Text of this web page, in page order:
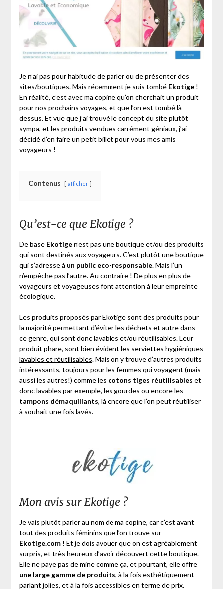
Je n’ai pas pour habitude de parler ou de présenter des
sites/boutiques. Mais récemment je suis tombé Ekotige!
En réalité, c’est avec ma copine qu’on cherchait un produit
pour nos prochains voyages, et que l’on est tombé là-
dessus. Et vue que j’ai trouvé le concept du site plutôt
sympa, et les produits vendues carrément géniaux, j’ai
décidé d’en faire un petit billet pour vous mes amis
voyageurs !
Contenus afficher
Qu’est-ce que Ekotige ?
De base Ekotigen’est pas une boutique et/ou des produits
qui sont destinés aux voyageurs. C’est plutôt une boutique
qui s’adresse à un public eco-responsable. Mais l’un
n’empêche pas l’autre. Au contraire ! De plus en plus de
voyageurs et voyageuses font attention à leur empreinte
écologique.
Les produits proposés par Ekotige sont des produits pour
la majorité permettant d’éviter les déchets et autre dans
ce genre, qui sont donc lavables et/ou réutilisables. Leur
produit phare, sont bien évident les serviettes hygiéniques
lavables et réutilisables. Mais on y trouve d’autres produits
intéressants, toujours pour les femmes qui voyagent (mais
aussi les autres!) comme les cotons tiges réutilisables et
donc lavables par exemple, les gourdes ou encore les
tampons démaquillants, là encore que l’on peut réutiliser
à souhait une fois lavés.
Mon avis sur Ekotige ?
Je vais plutôt parler au nom de ma copine, car c’est avant
tout des produits féminins que l’on trouve sur
Ekotige.com! Et je dois avouer que on est agréablement
surpris, et très heureux d’avoir découvert cette boutique.
Elle ne paye pas de mine comme ça, et pourtant, elle offre
une large gamme de produits, à la fois esthétiquement
parlant jolies, et à la fois accessibles en terme de prix.